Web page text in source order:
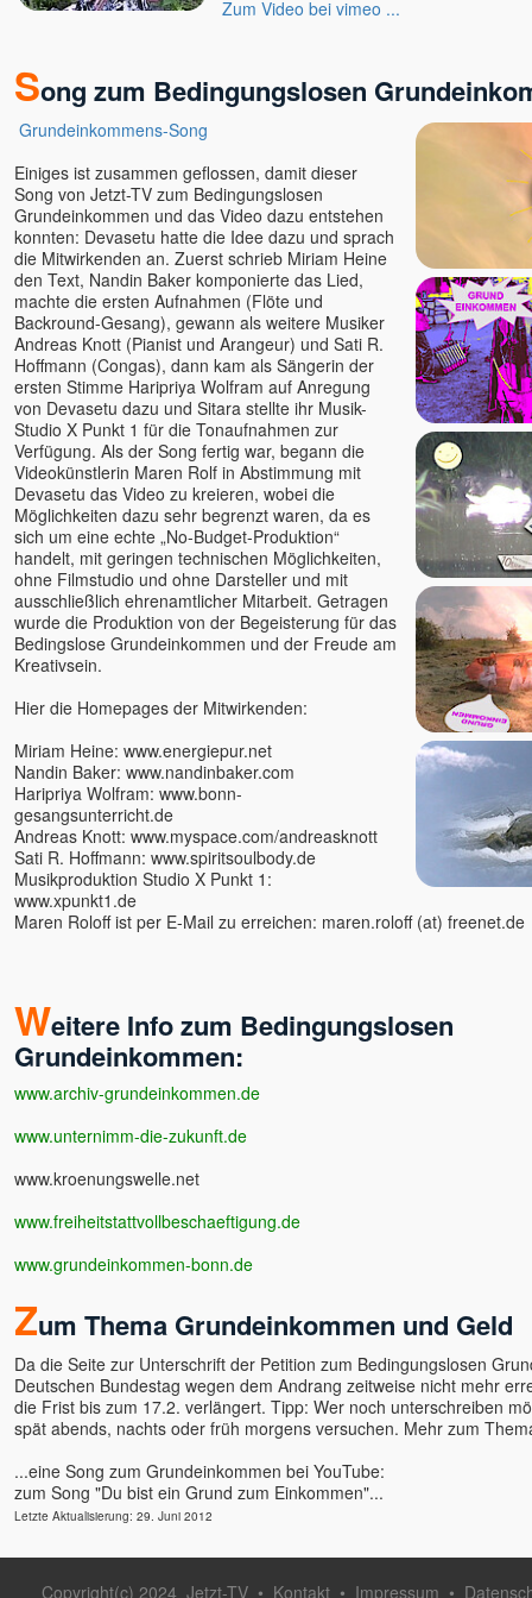
Ellen Kalwait-Borck u.
Ernst-Peter Flint
Evelin Rosenfeld
Florian Tathagata u. Julia
Schlosser
Francis Lucille
Friederike Hemsath
Gabriele Rudolph
Gaia
Ganga Mira
Gangaji u. Eli
geistreich
Bewusstseinsschule
Gerd Valentinelli
Gerhard Leon Laub
Gerhard Schrabal
Gopal
Grace
Gurpreet
Hajo Michels - Kongresse
Scheinheilig!
Hans Steinke
Helmut Charam Knüchel
Ian Wolstenholme
Ilan Stephani
Ina Rudolph
Indira
Isaac Shapiro
Ivan Pietro
Jens Marionette
J. Krishnamurti
Jim Newman
John de Ruiter
Jürgen Hummes - die
Spirebos
Kareem & Pratibha
Karin Gerlach - Mayakarina
Karl Renz
Kevin
Kerstin Landwehr
Lena Giger
Lino Heimild
Lisa Cairns
Mada Dalian
Madhukar
Zum Video bei vimeo ...
Song zum Bedingungslosen
Grundeinkommens-Song
Einiges ist zusammen geflossen, damit dieser
Song von Jetzt-TV zum Bedingungslosen
Grundeinkommen und das Video dazu entstehen
konnten: Devasetu hatte die Idee dazu und sprach
die Mitwirkenden an. Zuerst schrieb Miriam Heine
den Text, Nandin Baker komponierte das Lied,
machte die ersten Aufnahmen (Flöte und
Backround-Gesang), gewann als weitere Musiker
Andreas Knott (Pianist und Arangeur) und Sati R.
Hoffmann (Congas), dann kam als Sängerin der
ersten Stimme Haripriya Wolfram auf Anregung
von Devasetu dazu und Sitara stellte ihr Musik-
Studio X Punkt 1 für die Tonaufnahmen zur
Verfügung. Als der Song fertig war, begann die
Videokünstlerin Maren Rolf in Abstimmung mit
Devasetu das Video zu kreieren, wobei die
Möglichkeiten dazu sehr begrenzt waren, da es
sich um eine echte „No-Budget-Produktion“
handelt, mit geringen technischen Möglichkeiten,
ohne Filmstudio und ohne Darsteller und mit
ausschließlich ehrenamtlicher Mitarbeit. Getragen
wurde die Produktion von der Begeisterung für das
Bedingslose Grundeinkommen und der Freude am
Kreativsein.
Hier die Homepages der Mitwirkenden:
Miriam Heine: www.energiepur.net
Nandin Baker: www.nandinbaker.com
Haripriya Wolfram: www.bonn-
gesangsunterricht.de
Andreas Knott: www.myspace.com/andreasknott
Sati R. Hoffmann: www.spiritsoulbody.de
Musikproduktion Studio X Punkt 1:
www.xpunkt1.de
Maren Roloff ist per E-Mail zu erreichen: maren.roloff (at) freenet.de
Weitere Info zum Bedingungslosen
Grundeinkommen:
www.archiv-grundeinkommen.de
www.unternimm-die-zukunft.de
www.kroenungswelle.net
www.freiheitstattvollbeschaeftigung.de
www.grundeinkommen-bonn.de
Zum Thema Grundeinkommen und Geld
Da die Seite zur Unterschrift der Petition zum Bedingungslosen
Deutschen Bundestag wegen dem Andrang zeitweise nicht mehr
die Frist bis zum 17.2. verlängert. Tipp: Wer noch unterschreiben
spät abends, nachts oder früh morgens versuchen. Mehr zum
...eine Song zum Grundeinkommen bei YouTube:
zum Song "Du bist ein Grund zum Einkommen"...
Letzte Aktualisierung: 29. Juni 2012
Copyright(c) 2024 Jetzt-TV • Kontakt • Impressum •